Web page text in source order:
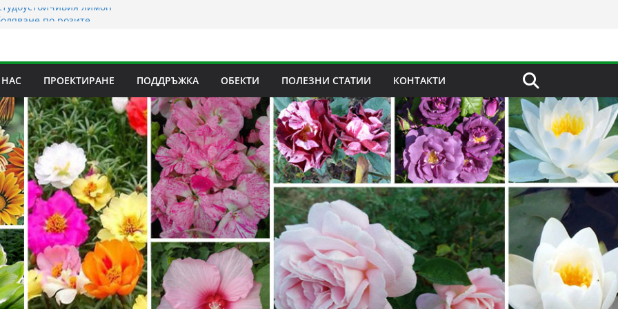
лимон
точка в градината
ПРОЕКТИРАНЕ ПОДДРЪЖКА ОБЕКТИ ПОЛЕЗНИ СТАТИИ КОНТАКТИ